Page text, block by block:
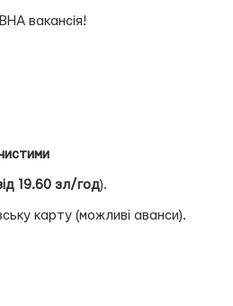
вакансія!
19.60 зл/год).
карту (можливі аванси).